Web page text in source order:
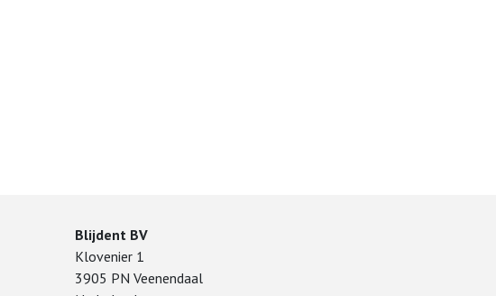
Blijdent BV
Klovenier 1
3905 PN Veenendaal